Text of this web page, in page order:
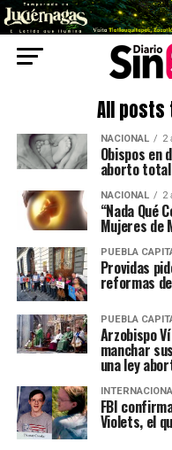
All
NACIONAL 2
Obispos en
aborto total
NACIONAL 2
“Nada Qué
Mujeres de
PUEBLA
Providas
reformas
PUEBLA
Arzobispo
manchar
una ley
FBI
Violets, el